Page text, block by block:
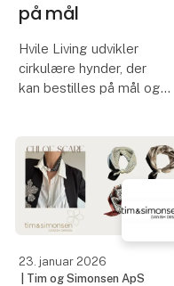
på mål
Hvile Living udvikler
cirkulære hynder, der
kan bestilles på mål og i
rådighed.
Tekstilet her er udviklet i
samarbejde med ELA
Re:Made, på deres
23. januar 2026
| Tim og Simonsen ApS